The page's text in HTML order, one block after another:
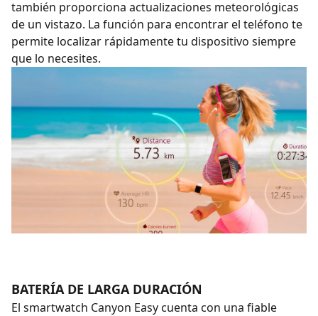
también proporciona actualizaciones meteorológicas
de un vistazo. La función para encontrar el teléfono te
permite localizar rápidamente tu dispositivo siempre
que lo necesites.
BATERÍA DE LARGA DURACIÓN
El smartwatch Canyon Easy cuenta con una fiable